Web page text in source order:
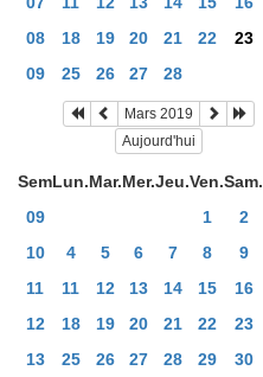
08
18 19 20 21 22 23
09
25 26 27 28
Mars 2019
Aujourd'hui
SemLun.Mar.Mer.Jeu.Ven.Sam.
09
1 2
10
4 5 6 7 8 9
11
11 12 13 14 15 16
12
18 19 20 21 22 23
13
25 26 27 28 29 30